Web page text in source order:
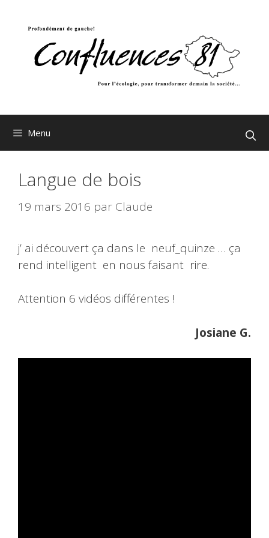
Menu
Langue de bois
19 mars 2016 par Claude
j’ ai découvert ça dans le neuf_quinze … ça
rend intelligent en nous faisant rire.
Attention 6 vidéos différentes !
Josiane G.